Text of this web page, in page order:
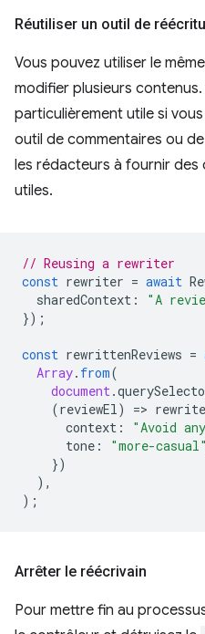
Réutiliser un outil de
Vous pouvez utiliser le
modifier plusieurs
particulièrement utile si
outil de commentaires ou
les rédacteurs à fournir
utiles.
// Reusing a rewriter
const rewriter = await
sharedContext :
"A
});
const rewrittenReviews =
Array. from(
document.
(reviewEl) =>
context :
"Avoid
tone : "more-casual"
})
),
);
Arrêter le réécrivain
Pour mettre fin au